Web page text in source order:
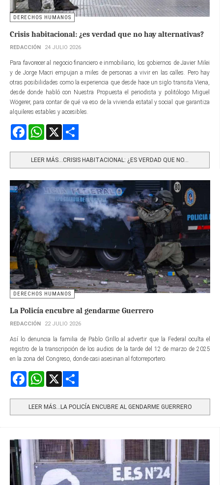
DERECHOS HUMANOS
Crisis habitacional: ¿es verdad que no hay alternativas?
REDACCIÓN 24 JULIO 2026
Para favorecer al negocio financiero e inmobiliario, los gobiernos de Javier Milei
y de Jorge Macri empujan a miles de personas a vivir en las calles. Pero hay
otras posibilidades como la experiencia que desde hace un siglo transita Viena,
desde donde habló con Nuestra Propuesta el periodista y politólogo Miguel
Wögerer, para contar de qué va eso de la vivienda estatal y social que garantiza
alquileres estables y accesibles.
FacebookWhatsApp
LEER MÁS…CRISIS HABITACIONAL: ¿ES VERDAD QUE NO...
DERECHOS HUMANOS
La Policía encubre al gendarme Guerrero
REDACCIÓN 22 JULIO 2026
Así lo denuncia la familia de Pablo Grillo al advertir que la Federal oculta el
registro de la transcripción de los audios de la tarde del 12 de marzo de 2025
en la zona del Congreso, donde casi asesinan al fotorreportero.
FacebookWhatsApp
LEER MÁS…LA POLICÍA ENCUBRE AL GENDARME GUERRERO